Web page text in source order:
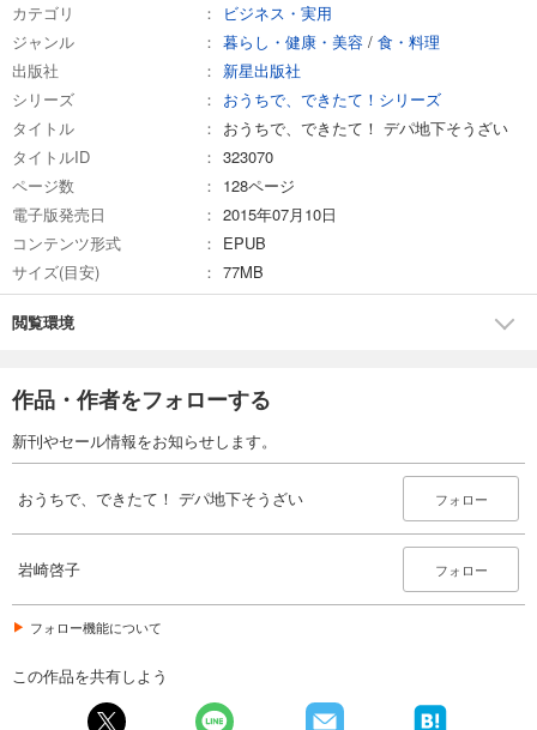
カテゴリ
ビジネス・実用
ジャンル
暮らし・健康・美容 / 食・料理
出版社
新星出版社
シリーズ
おうちで、できたて！シリーズ
タイトル
おうちで、できたて！ デパ地下そうざい
タイトルID
323070
ページ数
128ページ
電子版発売日
2015年07月10日
コンテンツ形式
EPUB
サイズ(目安)
77MB
閲覧環境
作品・作者をフォローする
新刊やセール情報をお知らせします。
おうちで、できたて！ デパ地下そうざい フォロー
岩崎啓子 フォロー
フォロー機能について
この作品を共有しよう